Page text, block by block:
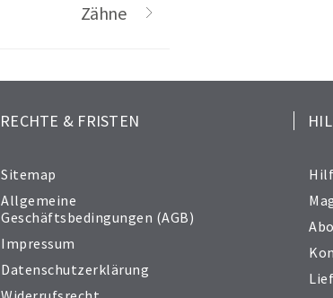
Zähne
RECHTE & FRISTEN
Sitemap
Allgemeine
Geschäftsbedingungen (AGB)
Impressum
Datenschutzerklärung